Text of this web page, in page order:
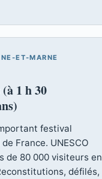
ET-MARNE
1 h 30
festival
France. UNESCO
de 80 000 visiteurs en
défilés,